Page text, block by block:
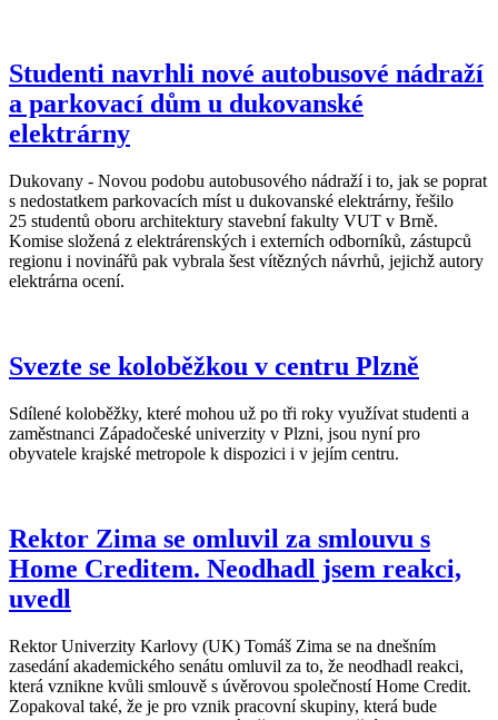
Studenti navrhli nové autobusové nádraží
a parkovací dům u dukovanské
elektrárny
Dukovany - Novou podobu autobusového nádraží i to, jak se poprat
s nedostatkem parkovacích míst u dukovanské elektrárny, řešilo
25 studentů oboru architektury stavební fakulty VUT v Brně.
Komise složená z elektrárenských i externích odborníků, zástupců
regionu i novinářů pak vybrala šest vítězných návrhů, jejichž autory
elektrárna ocení.
Svezte se koloběžkou v centru Plzně
Sdílené koloběžky, které mohou už po tři roky využívat studenti a
zaměstnanci Západočeské univerzity v Plzni, jsou nyní pro
obyvatele krajské metropole k dispozici i v jejím centru.
Rektor Zima se omluvil za smlouvu s
Home Creditem. Neodhadl jsem reakci,
uvedl
Rektor Univerzity Karlovy (UK) Tomáš Zima se na dnešním
zasedání akademického senátu omluvil za to, že neodhadl reakci,
která vznikne kvůli smlouvě s úvěrovou společností Home Credit.
Zopakoval také, že je pro vznik pracovní skupiny, která bude